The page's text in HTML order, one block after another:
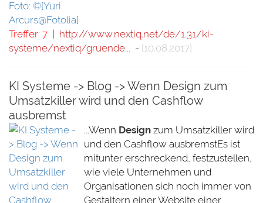
Treffer: 7
http://www.nextiq.net/de/1.31/ki-
systeme/nextiq/gruende... - [10.08.2017]
KI Systeme -> Blog -> Wenn Design zum
Umsatzkiller wird und den Cashflow
ausbremst
...Wenn Design zum Umsatzkiller wird
und den Cashflow ausbremstEs ist
mitunter erschreckend, festzustellen,
wie viele Unternehmen und
Organisationen sich noch immer von
Gestaltern einer Website einer